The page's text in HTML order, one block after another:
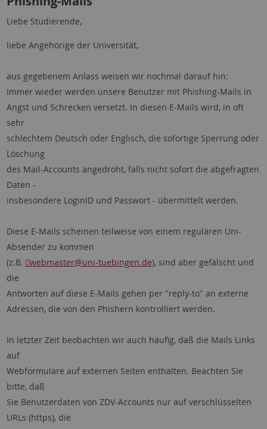
Liebe Studierende,
liebe Angehörige der Universität,
aus gegebenem Anlass weisen wir nochmal darauf hin:
Immer wieder werden unsere Benutzer mit Phishing-Mails in
Angst und Schrecken versetzt. In diesen E-Mails wird, in oft
sehr
schlechtem Deutsch oder Englisch, die sofortige Sperrung oder
Löschung
des Mail-Accounts angedroht, falls nicht sofort die abgefragten
Daten -
insbesondere LoginID und Passwort - übermittelt werden.
Diese E-Mails scheinen teilweise von einem regulären Uni-
Absender zu kommen
(z.B.
webmaster@uni-tuebingen.de), sind aber gefälscht und
die
Antworten auf diese E-Mails gehen per "reply-to" an externe
Adressen, die von den Phishern kontrolliert werden.
In letzter Zeit beobachten wir auch häufig, daß die Mails Links
auf
Webformulare auf externen Seiten enthalten. Beachten Sie
bitte, daß
Sie Benutzerdaten von ZDV-Accounts nur auf verschlüsselten
URLs (https), die